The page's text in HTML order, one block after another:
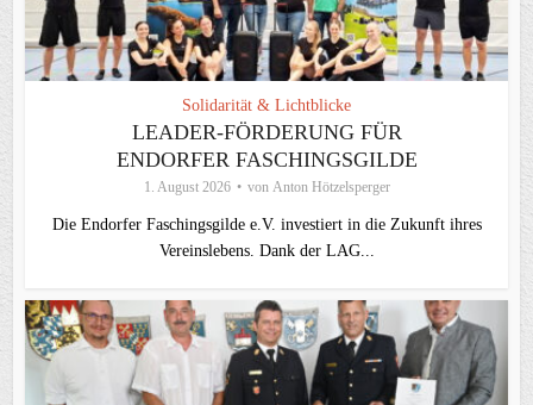
Solidarität & Lichtblicke
LEADER-FÖRDERUNG FÜR
ENDORFER FASCHINGSGILDE
1. August 2026 von Anton Hötzelsperger
Die Endorfer Faschingsgilde e.V. investiert in die Zukunft ihres
Vereinslebens. Dank der LAG...